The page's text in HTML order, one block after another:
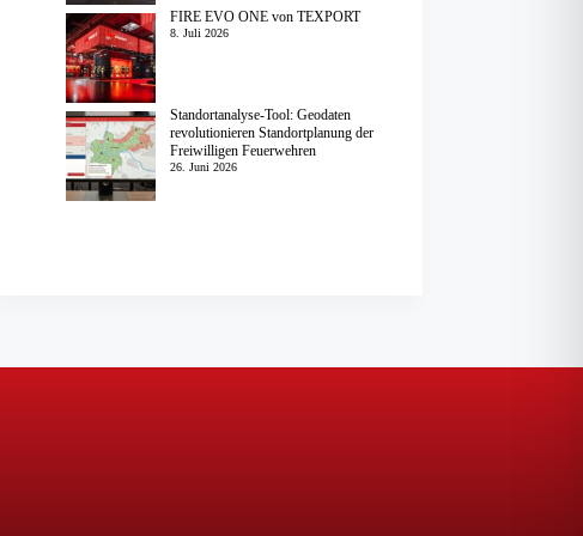
FIRE EVO ONE von TEXPORT
8. Juli 2026
Standortanalyse-Tool: Geodaten
revolutionieren Standortplanung der
Freiwilligen Feuerwehren
26. Juni 2026